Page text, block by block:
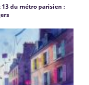
13 du métro parisien :